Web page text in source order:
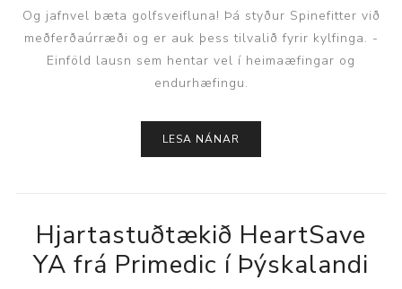
Og jafnvel bæta golfsveifluna! Þá styður Spinefitter við
meðferðaúrræði og er auk þess tilvalið fyrir kylfinga. -
Einföld lausn sem hentar vel í heimaæfingar og
endurhæfingu.
LESA NÁNAR
Hjartastuðtækið HeartSave
YA frá Primedic í Þýskalandi